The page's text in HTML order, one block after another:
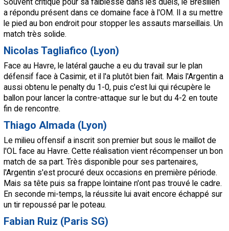
Souvent critiqué pour sa faiblesse dans les duels, le Brésilien
a répondu présent dans ce domaine face à l'OM. Il a su mettre
le pied au bon endroit pour stopper les assauts marseillais. Un
match très solide.
Nicolas Tagliafico (Lyon)
Face au Havre, le latéral gauche a eu du travail sur le plan
défensif face à Casimir, et il l'a plutôt bien fait. Mais l'Argentin a
aussi obtenu le penalty du 1-0, puis c'est lui qui récupère le
ballon pour lancer la contre-attaque sur le but du 4-2 en toute
fin de rencontre.
Thiago Almada (Lyon)
Le milieu offensif a inscrit son premier but sous le maillot de
l'OL face au Havre. Cette réalisation vient récompenser un bon
match de sa part. Très disponible pour ses partenaires,
l'Argentin s'est procuré deux occasions en première période.
Mais sa tête puis sa frappe lointaine n'ont pas trouvé le cadre.
En seconde mi-temps, la réussite lui avait encore échappé sur
un tir repoussé par le poteau.
Fabian Ruiz (Paris SG)